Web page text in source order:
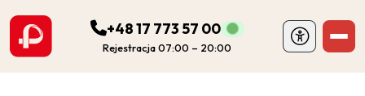
+48 17 773 57 00
Rejestracja 07:00 – 20:00